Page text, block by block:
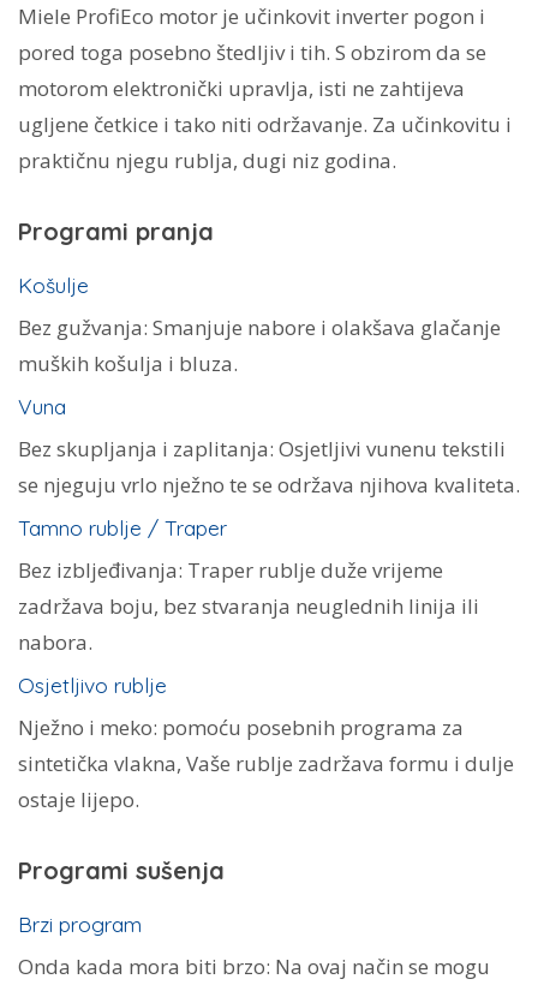
Miele ProfiEco motor je učinkovit inverter pogon i
pored toga posebno štedljiv i tih. S obzirom da se
motorom elektronički upravlja, isti ne zahtijeva
ugljene četkice i tako niti održavanje. Za učinkovitu i
praktičnu njegu rublja, dugi niz godina.
Programi pranja
Košulje
Bez gužvanja: Smanjuje nabore i olakšava glačanje
muških košulja i bluza.
Vuna
Bez skupljanja i zaplitanja: Osjetljivi vunenu tekstili
se njeguju vrlo nježno te se održava njihova kvaliteta.
Tamno rublje / Traper
Bez izbljeđivanja: Traper rublje duže vrijeme
zadržava boju, bez stvaranja neuglednih linija ili
nabora.
Osjetljivo rublje
Nježno i meko: pomoću posebnih programa za
sintetička vlakna, Vaše rublje zadržava formu i dulje
ostaje lijepo.
Programi sušenja
Brzi program
Onda kada mora biti brzo: Na ovaj način se mogu